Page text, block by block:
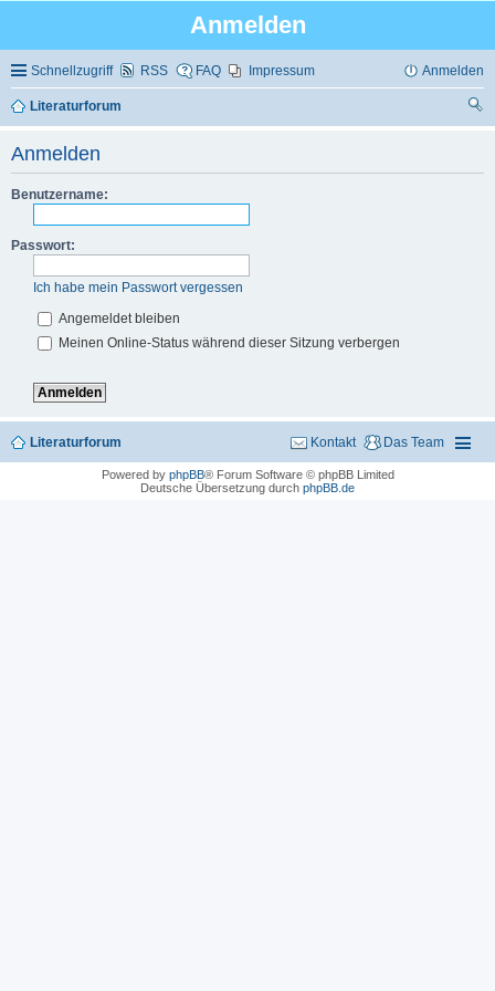
Anmelden
Schnellzugriff RSS FAQ Impressum Anmelden
Literaturforum
Anmelden
Benutzername:
Passwort:
Ich habe mein Passwort vergessen
Angemeldet bleiben
Meinen Online-Status während dieser Sitzung verbergen
Literaturforum Das Team
Kontakt
Powered by phpBB® Forum Software © phpBB Limited
Deutsche Übersetzung durch phpBB.de